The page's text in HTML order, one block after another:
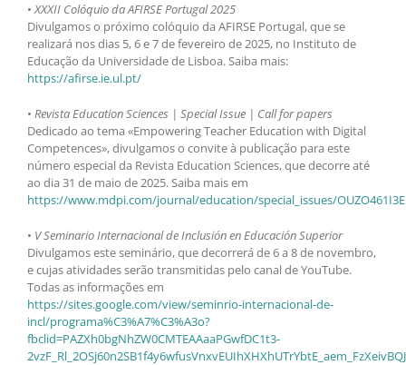
•XXXII Colóquio da AFIRSE Portugal 2025
Divulgamos o próximo colóquio da AFIRSE Portugal, que se
realizará nos dias 5, 6 e 7 de fevereiro de 2025, no Instituto de
Educação da Universidade de Lisboa. Saiba mais:
https://afirse.ie.ul.pt/
• Revista Education Sciences | Special Issue | Call for papers
Dedicado ao tema «Empowering Teacher Education with Digital
Competences», divulgamos o convite à publicação para este
número especial da Revista Education Sciences, que decorre até
ao dia 31 de maio de 2025. Saiba mais em
https://www.mdpi.com/journal/education/special_issues/OUZO461I3E
• V Seminario Internacional de Inclusión en Educación Superior
Divulgamos este seminário, que decorrerá de 6 a 8 de novembro,
e cujas atividades serão transmitidas pelo canal de YouTube.
Todas as informações em
https://sites.google.com/view/seminrio-internacional-de-
incl/programa%C3%A7%C3%A3o?
fbclid=PAZXh0bgNhZW0CMTEAAaaPGwfDC1t3-